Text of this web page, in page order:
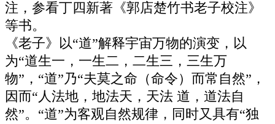
注，参看丁四新著《郭店楚竹书老子校注》
等书。
《老子》以“道”解释宇宙万物的演变，以
为“道生一，一生二，二生三，三生万
物”，“道”乃“夫莫之命（命令）而常自然”，
因而“人法地，地法天，天法 道，道法自
然”。“道”为客观自然规律，同时又具有“独